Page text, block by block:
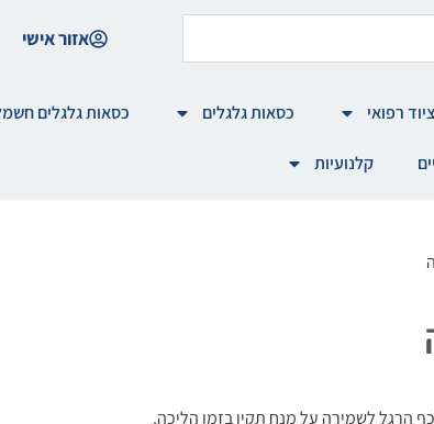
אזור אישי
רפואי כסאות גלגלים כסאות גלגלים
קלנועיות